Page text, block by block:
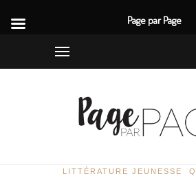
LITTÉRATURE JEUNESSE
Page par Page